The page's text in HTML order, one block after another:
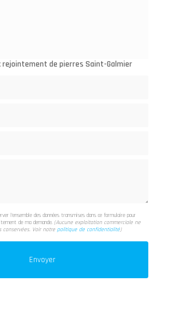
de pierres Saint-Galmier
l'ensemble des données transmises dans ce formulaire pour
de ma demande.(Aucune exploitation commerciale ne
conservées. Voir notrepolitique de confidentialité)